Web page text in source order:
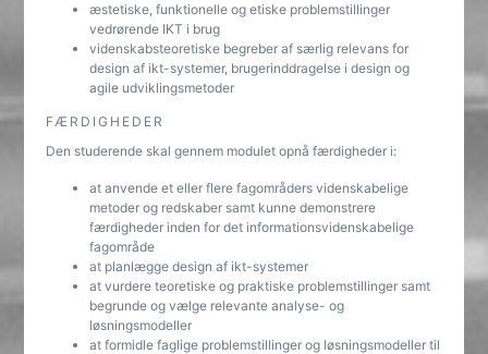
æstetiske, funktionelle og etiske problemstillinger
vedrørende IKT i brug
videnskabsteoretiske begreber af særlig relevans for
design af ikt-systemer, brugerinddragelse i design og
agile udviklingsmetoder
FÆRDIGHEDER
Den studerende skal gennem modulet opnå færdigheder i:
at anvende et eller flere fagområders videnskabelige
metoder og redskaber samt kunne demonstrere
færdigheder inden for det informationsvidenskabelige
fagområde
at planlægge design af ikt-systemer
at vurdere teoretiske og praktiske problemstillinger samt
begrunde og vælge relevante analyse- og
løsningsmodeller
at formidle faglige problemstillinger og løsningsmodeller til